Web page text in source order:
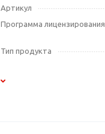
Артикул
Программа лицензирования
Тип продукта